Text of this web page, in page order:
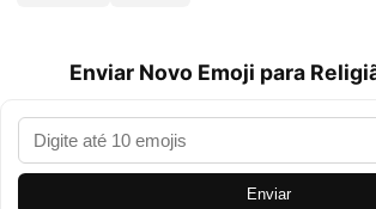
Enviar Novo Emoji para
Enviar